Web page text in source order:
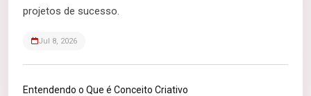
projetos de sucesso.
Jul 8, 2026
Entendendo o Que é Conceito Criativo